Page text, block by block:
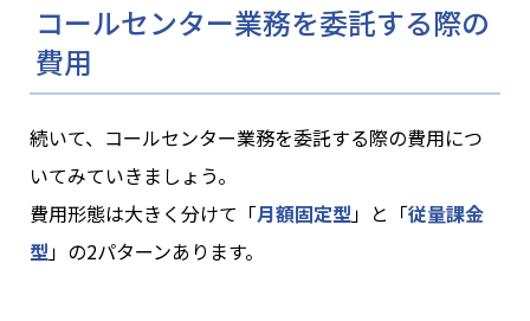
コールセンター業務を委託する際の
費用
続いて、コールセンター業務を委託する際の費用につ
いてみていきましょう。
費用形態は大きく分けて「月額固定型」と「従量課金
型」の2パターンあります。